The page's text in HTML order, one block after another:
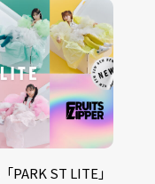
PARK ST LITE」